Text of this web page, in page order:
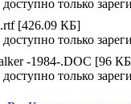
только
[426.09 КБ]
только
-1984-.DOC [96
только